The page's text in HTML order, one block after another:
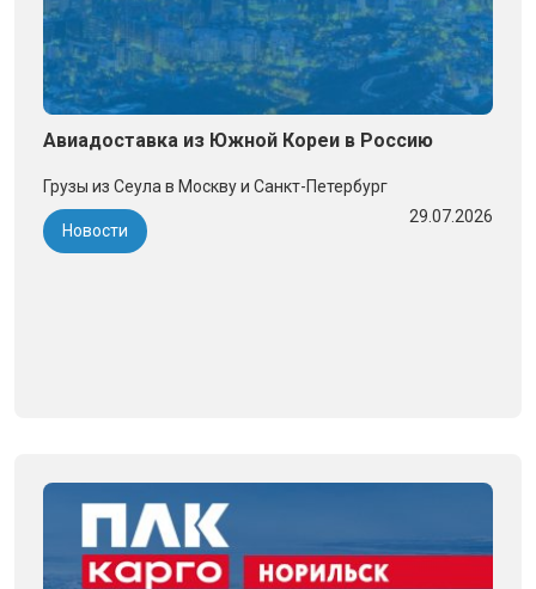
Авиадоставка из Южной Кореи в Россию
Грузы из Сеула в Москву и Санкт-Петербург
Новости
29.07.2026